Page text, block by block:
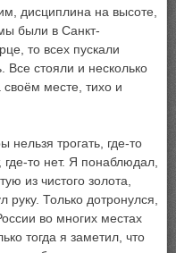
дисциплина на высоте,
были в Санкт-
то всех пускали
Все стояли и несколько
месте, тихо и
нельзя трогать, где-то
то нет. Я понаблюдал,
из чистого золота,
руку. Только дотронулся,
во многих местах
тогда я заметил, что